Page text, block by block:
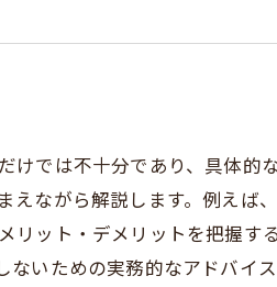
けでは不十分であり、具体的
えながら解説します。例えば
リット・デメリットを把握す
ないための実務的なアドバイ